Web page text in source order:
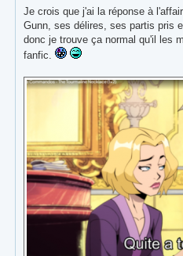
Je crois que j'ai la réponse à
Gunn, ses délires, ses partis pris
donc je trouve ça normal qu'il les
fanfic.